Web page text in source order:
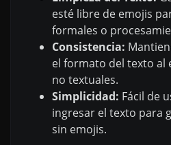
esté libre de emojis
formales o
Consistencia:
el formato del texto al
no textuales.
Simplicidad: Fácil de
ingresar el texto para
sin emojis.